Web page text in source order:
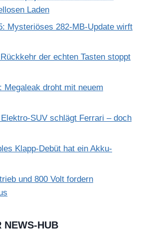
Laden
Mysteriöses 282-MB-Update wirft
der echten Tasten stoppt
Megaleak droht mit neuem
SUV schlägt Ferrari – doch
Klapp-Debüt hat ein Akku-
und 800 Volt fordern
NEWS-HUB